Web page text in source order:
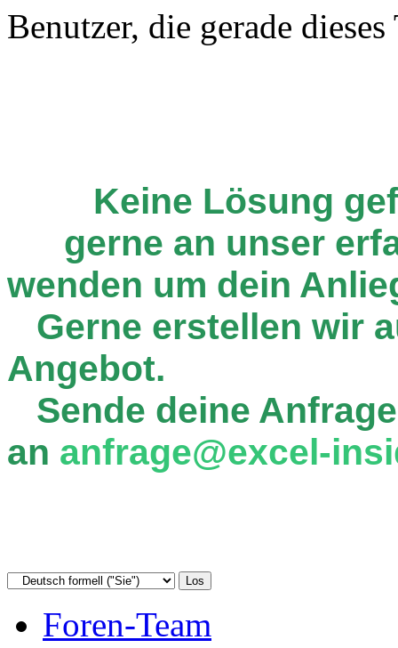
Benutzer, die gerade
Keine Lösung
gerne an unser
wenden um dein
Gerne erstellen wir
Angebot.
Sende deine
an anfrage@excel-
Foren-Team